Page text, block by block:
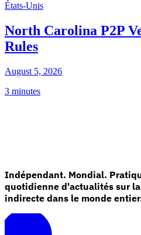
États-Unis
North Carolina P2P
Rules
August 5, 2026
3 minutes
Indépendant. Mondial.
quotidienne d'actualités sur la
indirecte dans le monde